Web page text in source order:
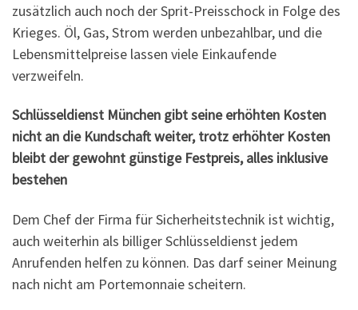
zusätzlich auch noch der Sprit-Preisschock in Folge des
Krieges. Öl, Gas, Strom werden unbezahlbar, und die
Lebensmittelpreise lassen viele Einkaufende
verzweifeln.
Schlüsseldienst München gibt seine erhöhten Kosten
nicht an die Kundschaft weiter, trotz erhöhter Kosten
bleibt der gewohnt günstige Festpreis, alles inklusive
bestehen
Dem Chef der Firma für Sicherheitstechnik ist wichtig,
auch weiterhin als billiger Schlüsseldienst jedem
Anrufenden helfen zu können. Das darf seiner Meinung
nach nicht am Portemonnaie scheitern.